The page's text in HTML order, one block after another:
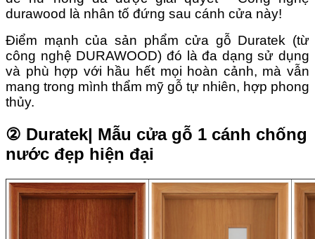
durawood là nhân tố đứng sau cánh cửa này!
Điểm mạnh của sản phẩm cửa gỗ Duratek (từ
công nghệ DURAWOOD) đó là đa dạng sử dụng
và phù hợp với hầu hết mọi hoàn cảnh, mà vẫn
mang trong mình thẩm mỹ gỗ tự nhiên, hợp phong
thủy.
② Duratek| Mẫu cửa gỗ 1 cánh chống
nước đẹp hiện đại